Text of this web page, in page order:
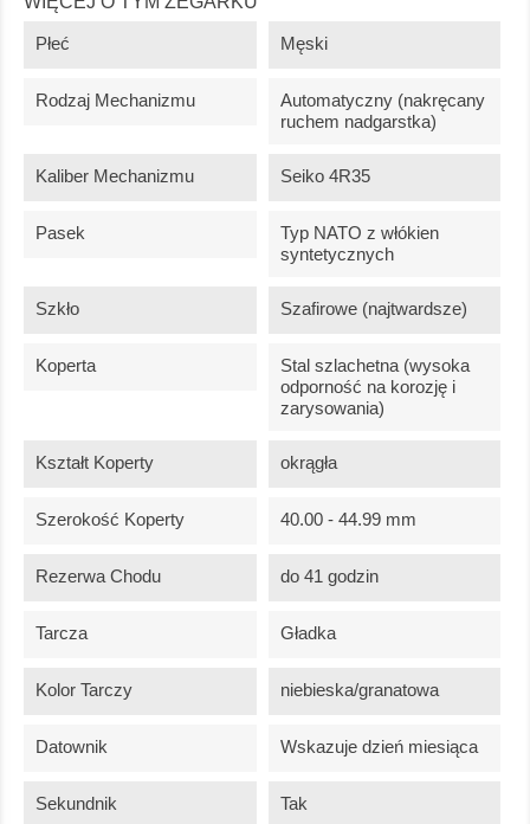
Płeć Męski
Rodzaj Mechanizmu
Automatyczny (nakręcany
ruchem nadgarstka)
Kaliber Mechanizmu Seiko 4R35
Pasek
Typ NATO z włókien
syntetycznych
Szkło Szafirowe (najtwardsze)
Koperta
Stal szlachetna (wysoka
odporność na korozję i
zarysowania)
Kształt Koperty okrągła
Szerokość Koperty 40.00 - 44.99 mm
Rezerwa Chodu do 41 godzin
Tarcza Gładka
Kolor Tarczy niebieska/granatowa
Datownik Wskazuje dzień miesiąca
Sekundnik Tak